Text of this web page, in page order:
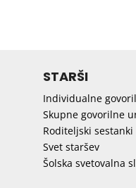
STARŠI
Individualne
Skupne govorilne
Roditeljski sestanki
Svet staršev
Šolska svetovalna